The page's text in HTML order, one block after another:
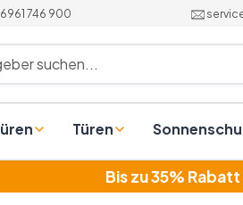
746 900
suchen...
Türen
Bis zu 35%